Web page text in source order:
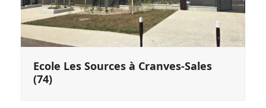
Ecole Les Sources à Cranves-Sales
(74)